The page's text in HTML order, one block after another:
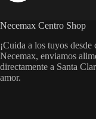
Necemax Centro Shop
¡Cuida a los tuyos
Necemax, enviamos
directamente a Santa
amor.